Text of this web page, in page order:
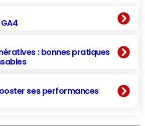
: bonnes pratiques
ses performances